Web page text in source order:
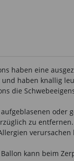
haben eine
haben knallig
die
zu entfernen.
verursachen
kann beim